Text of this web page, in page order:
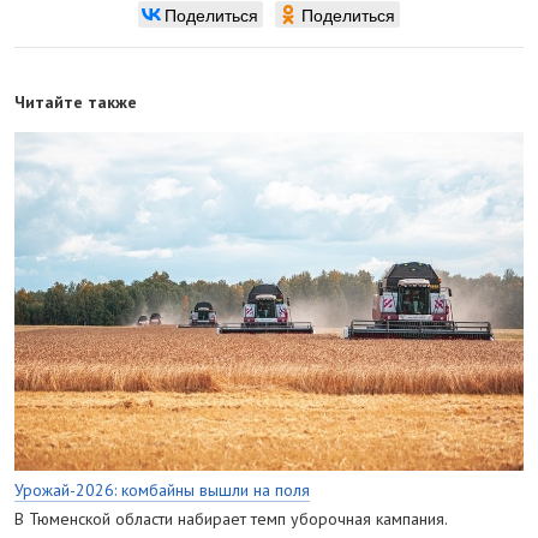
Поделиться Поделиться
Читайте также
Урожай-2026: комбайны вышли на поля
В Тюменской области набирает темп уборочная кампания.